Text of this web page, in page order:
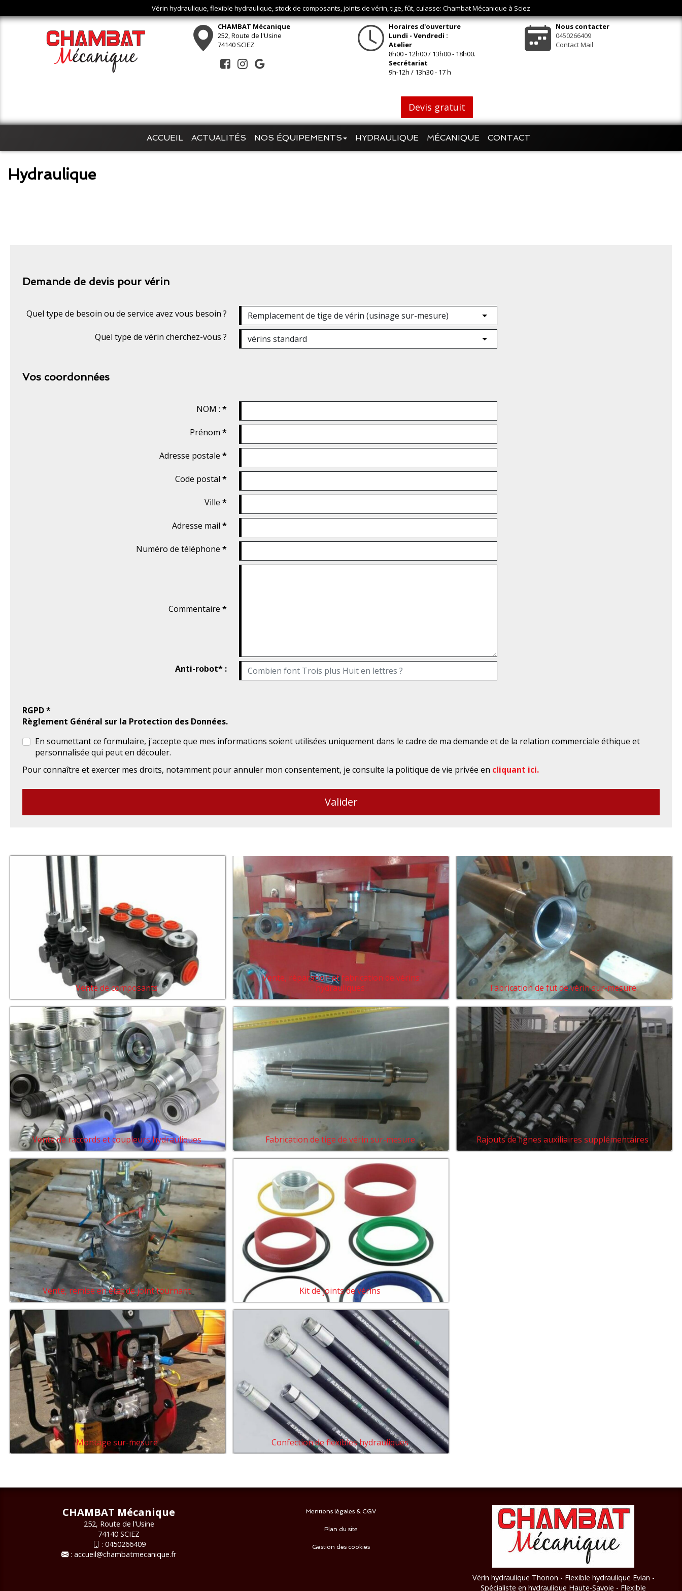
Vérin hydraulique, flexible hydraulique, stock de composants, joints de vérin, tige, fût, culasse: Chambat Mécanique à Sciez
CHAMBAT Mécanique
252, Route de l'Usine
74140 SCIEZ
Horaires d'ouverture
Lundi - Vendredi :
Atelier
8h00 - 12h00 / 13h00 - 18h00.
Secrétariat
9h-12h / 13h30 - 17 h
Devis gratuit
Nous contacter
0450266409
Contact Mail
ACCUEIL ACTUALITÉS NOS ÉQUIPEMENTS HYDRAULIQUE MÉCANIQUE CONTACT
Hydraulique
Demande de devis pour vérin
Quel type de besoin ou de service avez vous besoin ?
Quel type de vérin cherchez-vous ?
Vos coordonnées
NOM : *
Prénom *
Adresse postale *
Code postal *
Ville *
Adresse mail *
Numéro de téléphone *
Commentaire *
Anti-robot* :
RGPD *
Règlement Général sur la Protection des Données.
En soumettant ce formulaire, j'accepte que mes informations soient utilisées uniquement dans le cadre de ma demande et de la relation commerciale éthique et
personnalisée qui peut en découler.
Pour connaître et exercer mes droits, notamment pour annuler mon consentement, je consulte la politique de vie privée en cliquant ici.
Valider
Vente de composants
Vente de raccords et coupleurs hydrauliques
Vente, remise en état de joint tournant
Montage sur-mesure
Vente, réparation et fabrication de vérins
hydrauliques
Fabrication de tige de vérin sur-mesure
Kit de joints de vérins
Confection de flexibles hydrauliques
Fabrication de fut de vérin sur-mesure
Rajouts de lignes auxiliaires supplémentaires
CHAMBAT Mécanique
252, Route de l'Usine
74140 SCIEZ
: 0450266409
: accueil@chambatmecanique.fr
Mentions légales & CGV
Plan du site
Gestion des cookies
Vérin hydraulique Thonon - Flexible hydraulique Evian -
Spécialiste en hydraulique Haute-Savoie - Flexible